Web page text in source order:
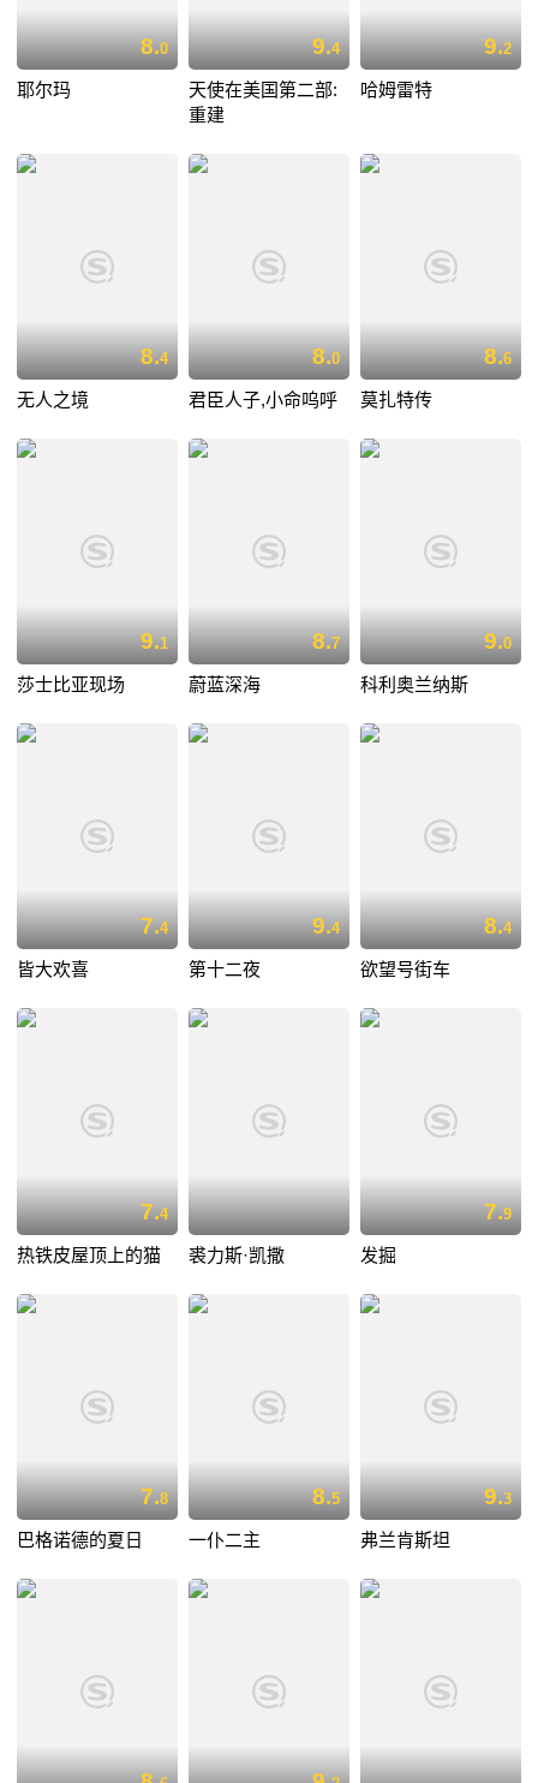
8.0
耶尔玛
9.4
天使在美国第二部:
重建
9.2
哈姆雷特
8.4
无人之境
8.0
君臣人子,小命呜呼
8.6
莫扎特传
9.1
莎士比亚现场
8.7
蔚蓝深海
9.0
科利奥兰纳斯
7.4
皆大欢喜
9.4
第十二夜
8.4
欲望号街车
7.4
热铁皮屋顶上的猫 裘力斯·凯撒
7.9
发掘
7.8
巴格诺德的夏日
8.5
一仆二主
9.3
弗兰肯斯坦